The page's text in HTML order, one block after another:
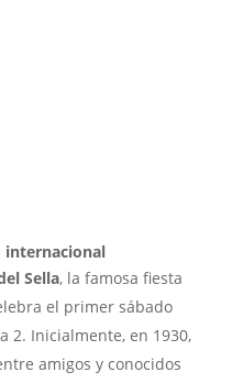
internacional
Sella, la famosa fiesta
el primer sábado
2. Inicialmente, en 1930,
amigos y conocidos